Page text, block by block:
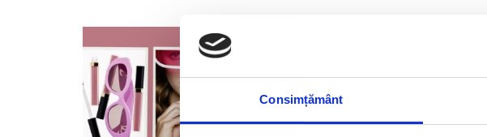
ConsimțământVara, glossul de buze devine